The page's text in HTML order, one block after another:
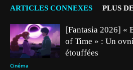
ARTICLES CONNEXES PLUS
Cinéma
[Fantasia 2026] «
of Time » : Un
étouffées